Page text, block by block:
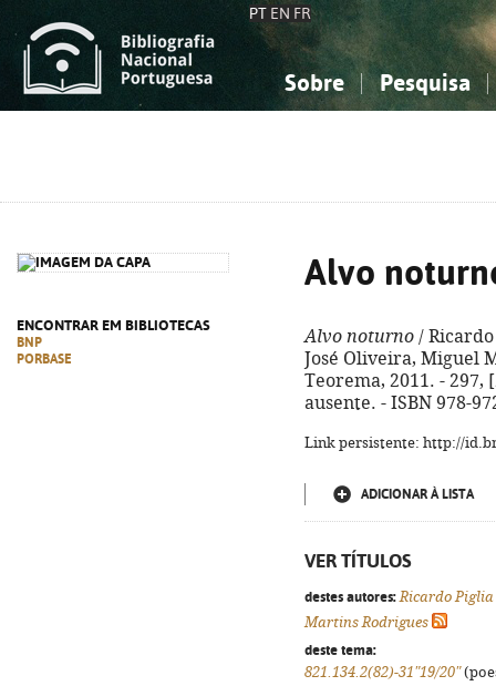
PT EN FR
Sobre Pesquisa
ENCONTRAR EM BIBLIOTECAS
BNP
PORBASE
Alvo
Alvo noturno /
José Oliveira, Miguel
Teorema, 2011. -
ausente. - ISBN 978-
Link persistente: http://
ADICIONAR À LISTA
VER TÍTULOS
destes autores: Ricardo Piglia
Martins Rodrigues
deste tema:
821.134.2(82)-31"19/20"